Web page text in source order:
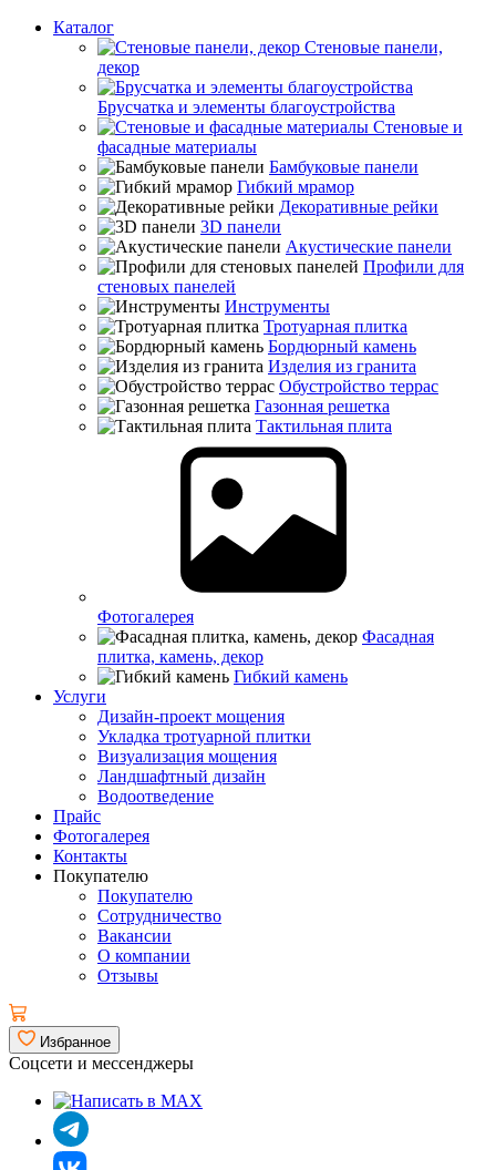
Каталог
Стеновые панели,
декор
Брусчатка и элементы благоустройства
Стеновые и
фасадные материалы
Бамбуковые панели
Гибкий мрамор
Декоративные рейки
3D панели
Акустические панели
Профили для
стеновых панелей
Инструменты
Тротуарная плитка
Бордюрный камень
Изделия из гранита
Обустройство террас
Газонная решетка
Тактильная плита
Фотогалерея
Фасадная
плитка, камень, декор
Гибкий камень
Услуги
Дизайн-проект мощения
Укладка тротуарной плитки
Визуализация мощения
Ландшафтный дизайн
Водоотведение
Прайс
Фотогалерея
Контакты
Покупателю
Покупателю
Сотрудничество
Вакансии
О компании
Отзывы
Избранное
Соцсети и мессенджеры